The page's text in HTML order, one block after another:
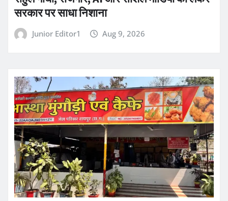
सरकार पर साधा निशाना
Junior Editor1 Aug 9, 2026